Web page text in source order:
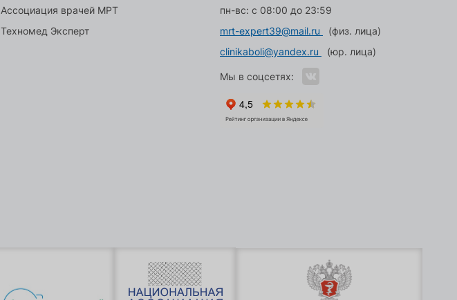
Ассоциация врачей МРТ
Техномед Эксперт
пн-вс: с 08:00 до 23:59
mrt-expert39@mail.ru
(физ. лица)
clinikaboli@yandex.ru
(юр. лица)
Мы в соцсетях: